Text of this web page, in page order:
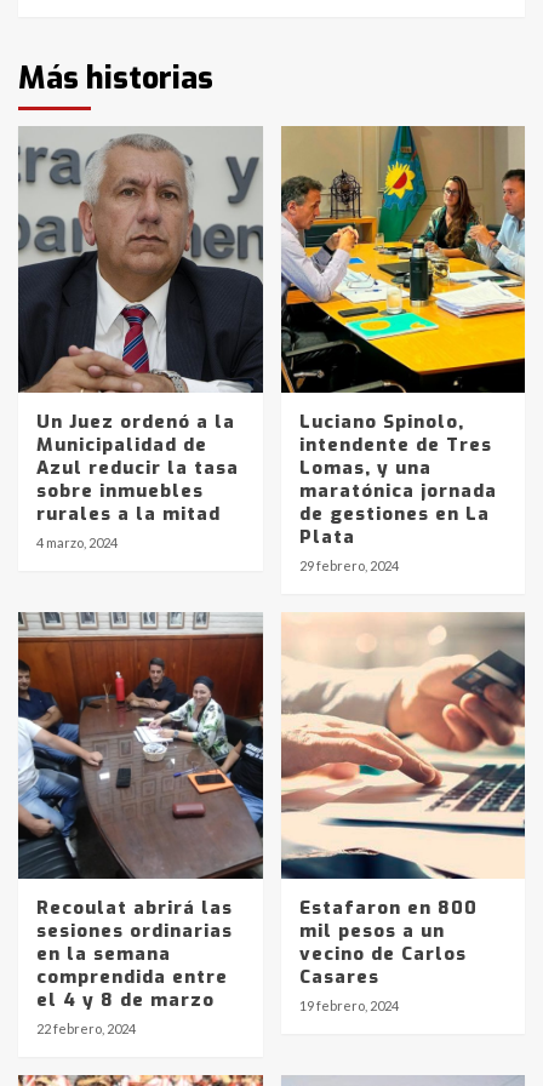
Más historias
Un Juez ordenó a la
Municipalidad de
Azul reducir la tasa
sobre inmuebles
rurales a la mitad
4 marzo, 2024
Luciano Spinolo,
intendente de Tres
Lomas, y una
maratónica jornada
de gestiones en La
Plata
29 febrero, 2024
Recoulat abrirá las
sesiones ordinarias
en la semana
comprendida entre
el 4 y 8 de marzo
22 febrero, 2024
Estafaron en 800
mil pesos a un
vecino de Carlos
Casares
19 febrero, 2024
Identidad de los adolescentes
pampeanos que fueron